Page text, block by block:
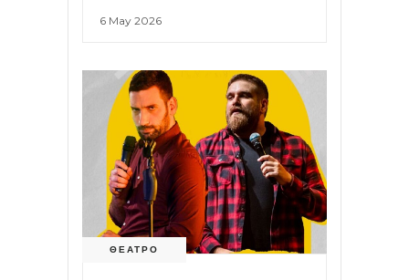
6 May 2026
ΘΕΑΤΡΟ